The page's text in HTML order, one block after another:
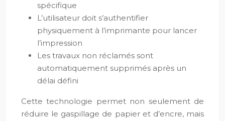
spécifique
L’utilisateur doit s’authentifier
physiquement à l’imprimante pour lancer
l’impression
Les travaux non réclamés sont
automatiquement supprimés après un
délai défini
Cette technologie permet non seulement de
réduire le gaspillage de papier et d’encre, mais